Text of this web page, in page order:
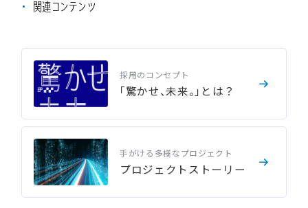
関連コンテンツ
採用のコンセプト
「驚かせ、未来。 」 と は ？
手がける多様なプロジェクト
プロジ ェ ク ト ス トー リ ー